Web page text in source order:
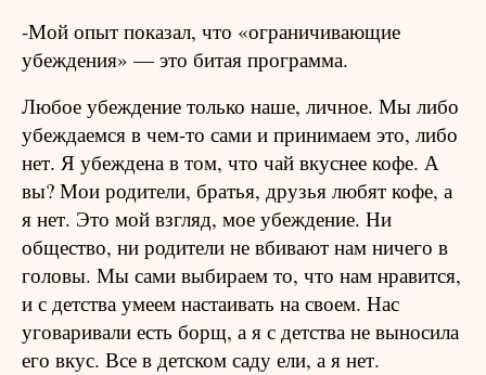
-Мой опыт показал, что «ограничивающие
убеждения» — это битая программа.
Любое убеждение только наше, личное. Мы либо
убеждаемся в чем-то сами и принимаем это, либо
нет. Я убеждена в том, что чай вкуснее кофе. А
вы? Мои родители, братья, друзья любят кофе, а
я нет. Это мой взгляд, мое убеждение. Ни
общество, ни родители не вбивают нам ничего в
головы. Мы сами выбираем то, что нам нравится,
и с детства умеем настаивать на своем. Нас
уговаривали есть борщ, а я с детства не выносила
его вкус. Все в детском саду ели, а я нет.